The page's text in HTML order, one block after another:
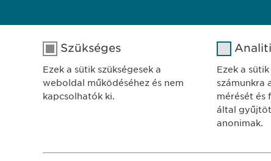
1122
Szükséges
Ezek a sütik szükségesek a
weboldal működéséhez és nem
kapcsolhatók ki.
Ezek a
számunkra
mérését és
által
anonimak.